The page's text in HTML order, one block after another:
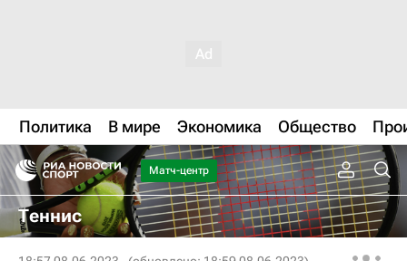
Политика В мире Экономика Общество
Матч-центр
Теннис